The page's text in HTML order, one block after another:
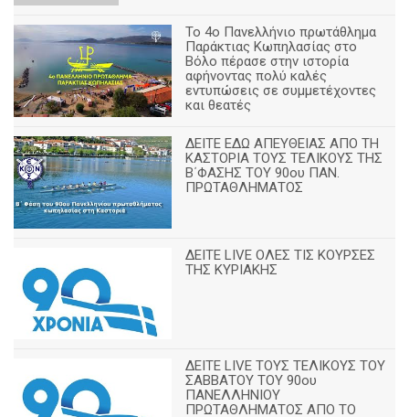
Το 4ο Πανελλήνιο πρωτάθλημα
Παράκτιας Κωπηλασίας στο
Βόλο πέρασε στην ιστορία
αφήνοντας πολύ καλές
εντυπώσεις σε συμμετέχοντες
και θεατές
ΔΕΙΤΕ ΕΔΩ ΑΠΕΥΘΕΙΑΣ ΑΠΟ ΤΗ
ΚΑΣΤΟΡΙΑ ΤΟΥΣ ΤΕΛΙΚΟΥΣ ΤΗΣ
Β΄ΦΑΣΗΣ ΤΟΥ 90ου ΠΑΝ.
ΠΡΩΤΑΘΛΗΜΑΤΟΣ
ΔΕΙΤΕ LIVE ΟΛΕΣ ΤΙΣ ΚΟΥΡΣΕΣ
ΤΗΣ ΚΥΡΙΑΚΗΣ
ΔΕΙΤΕ LIVE ΤΟΥΣ ΤΕΛΙΚΟΥΣ ΤΟΥ
ΣΑΒΒΑΤΟΥ ΤΟΥ 90ου
ΠΑΝΕΛΛΗΝΙΟΥ
ΠΡΩΤΑΘΛΗΜΑΤΟΣ ΑΠΟ ΤΟ